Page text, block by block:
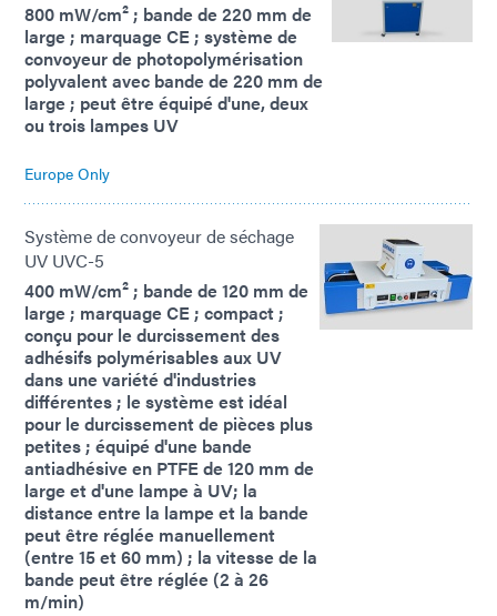
800 mW/cm² ; bande de 220 mm de
large ; marquage CE ; système de
convoyeur de photopolymérisation
polyvalent avec bande de 220 mm de
large ; peut être équipé d'une, deux
ou trois lampes UV
Europe Only
Système de convoyeur de séchage
UV UVC-5
400 mW/cm² ; bande de 120 mm de
large ; marquage CE ; compact ;
conçu pour le durcissement des
adhésifs polymérisables aux UV
dans une variété d'industries
différentes ; le système est idéal
pour le durcissement de pièces plus
petites ; équipé d'une bande
antiadhésive en PTFE de 120 mm de
large et d'une lampe à UV; la
distance entre la lampe et la bande
peut être réglée manuellement
(entre 15 et 60 mm) ; la vitesse de la
bande peut être réglée (2 à 26
m/min)